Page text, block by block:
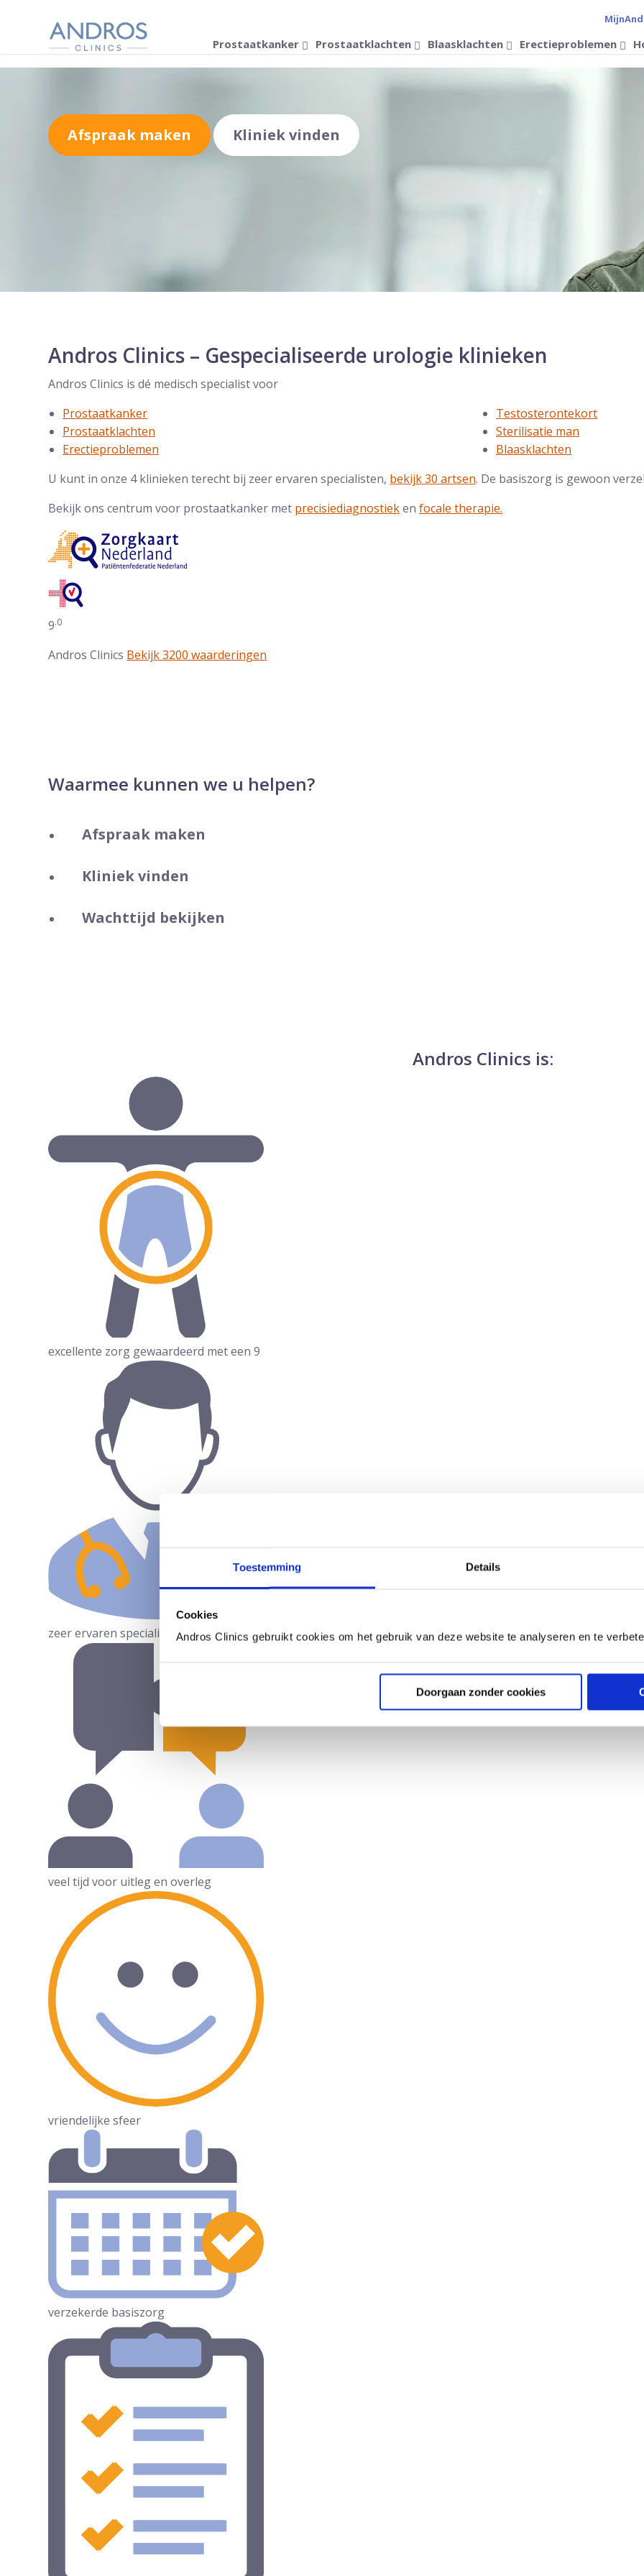
Toestemming Details
Cookies
Andros Clinics gebruikt cookies om het gebruik van deze website te analyseren en te
Doorgaan zonder cookies
Prostaatkanker Prostaatklachten Blaasklachten Erectieproblemen
Afspraak maken Kliniek vinden
Andros Clinics – Gespecialiseerde urologie klinieken
Andros Clinics is dé medisch specialist voor
Prostaatkanker
Prostaatklachten
Erectieproblemen
Testosterontekort
Sterilisatie man
Blaasklachten
U kunt in onze 4 klinieken terecht bij zeer ervaren specialisten, bekijk 30 artsen. De basiszorg is gewoon
Bekijk ons centrum voor prostaatkanker met precisiediagnostiekenfocale therapie.
Gemiddelde waarderingen op ZorgkaartNederland:
9.0
Andros Clinics Bekijk 3200 waarderingen
Waarmee kunnen we u helpen?
Afspraak maken
Kliniek vinden
Wachttijd bekijken
Andros Clinics is:
excellente zorg gewaardeerd met een 9
zeer ervaren specialisten
veel tijd voor uitleg en overleg
vriendelijke sfeer
verzekerde basiszorg